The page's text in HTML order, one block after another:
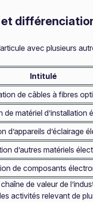
et
avec plusieurs
Intitulé
de câbles à fibres
de matériel d’installation
d’appareils d’éclairage
d’autres matériels
de composants
de valeur de
activités relevant de